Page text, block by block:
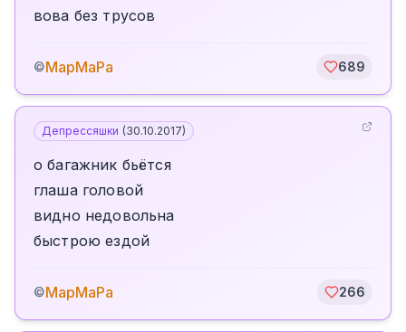
вова без трусов
©МарМаРа 689
Депрессяшки (30.10.2017)
о багажник бьётся
глаша головой
видно недовольна
быстрою ездой
©МарМаРа 266